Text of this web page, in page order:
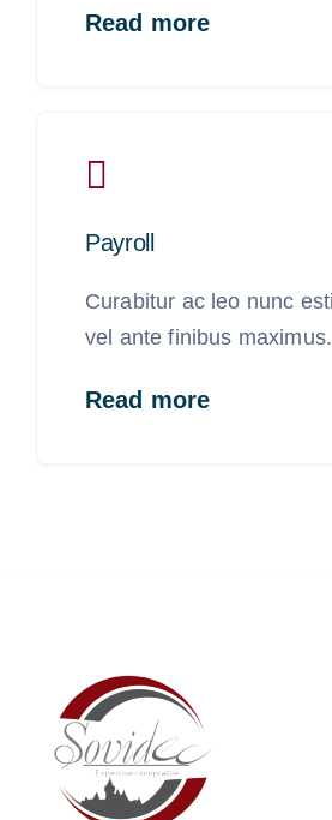
Read more
Payroll
Curabitur ac leo nunc
vel ante finibus maximus.
Read more